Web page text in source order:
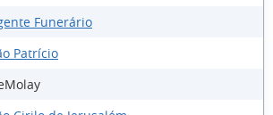
Funerário
Patrício